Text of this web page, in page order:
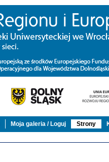
Moja galeria / Loguj Strony